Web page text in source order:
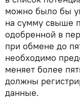
можно было бы
на сумму свыше
одобренной в
при обмене до
необходимо
меняет более
должны
данные.